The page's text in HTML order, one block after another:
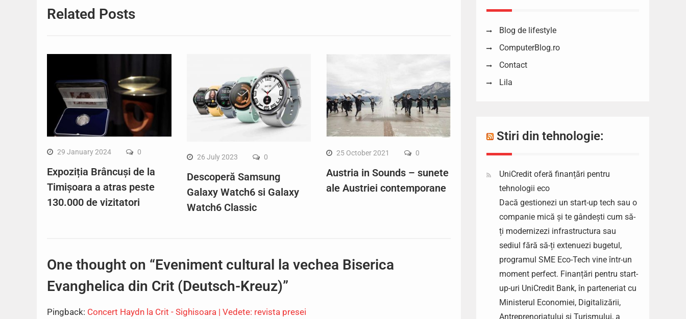
Related Posts
29 January 2024 0
Expoziția Brâncuși de la
Timișoara a atras peste
130.000 de vizitatori
26 July 2023 0
Descoperă Samsung
Galaxy Watch6 si Galaxy
Watch6 Classic
25 October 2021 0
Austria in Sounds – sunete
ale Austriei contemporane
One thought on “Eveniment cultural la vechea Biserica
Evanghelica din Crit (Deutsch-Kreuz)”
Pingback: Concert Haydn la Crit - Sighisoara | Vedete: revista presei
Blog de lifestyle
ComputerBlog.ro
Contact
Lila
Stiri din tehnologie:
UniCredit oferă finanțări pentru
tehnologii eco
Dacă gestionezi un start-up tech sau o
companie mică și te gândești cum să-
ți modernizezi infrastructura sau
sediul fără să-ți extenuezi bugetul,
programul SME Eco-Tech vine într-un
moment perfect. Finanțări pentru start-
up-uri UniCredit Bank, în parteneriat cu
Ministerul Economiei, Digitalizării,
Antreprenoriatului și Turismului, a